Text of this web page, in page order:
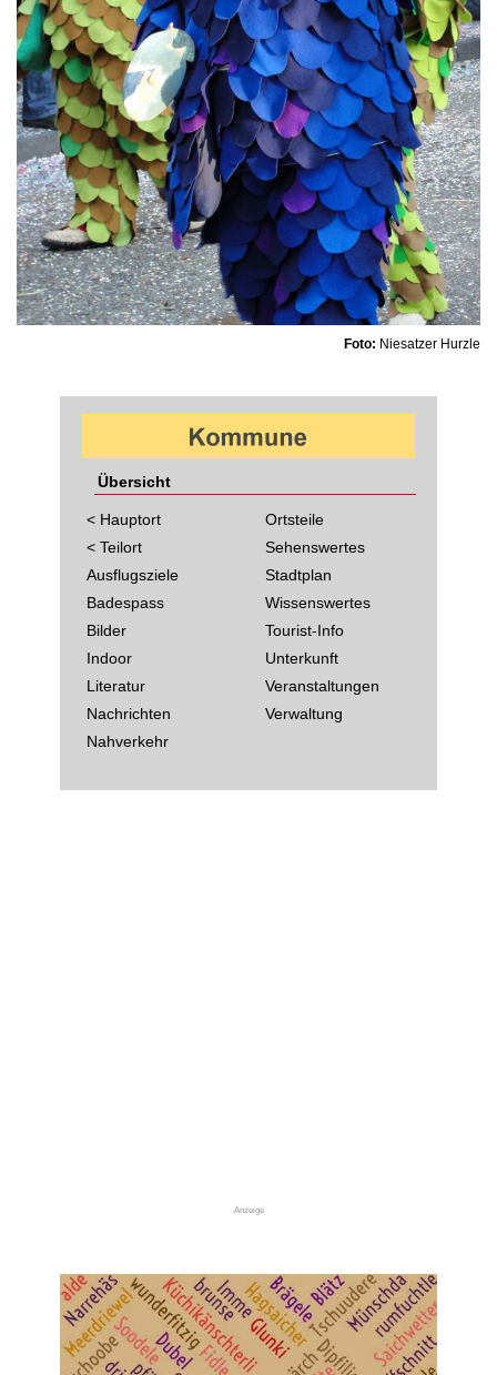
Foto: Niesatzer Hurzle
Übersicht
< Hauptort
< Teilort
Ausflugsziele
Badespass
Bilder
Indoor
Literatur
Nachrichten
Nahverkehr
Ortsteile
Sehenswertes
Stadtplan
Wissenswertes
Tourist-Info
Unterkunft
Veranstaltungen
Verwaltung
Anzeige